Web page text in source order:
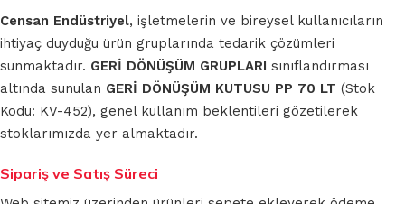
Censan Endüstriyel, işletmelerin ve bireysel kullanıcıların
ihtiyaç duyduğu ürün gruplarında tedarik çözümleri
sunmaktadır. GERİ DÖNÜŞÜM GRUPLARI sınıflandırması
altında sunulan GERİ DÖNÜŞÜM KUTUSU PP 70 LT (Stok
Kodu: KV-452), genel kullanım beklentileri gözetilerek
stoklarımızda yer almaktadır.
Sipariş ve Satış Süreci